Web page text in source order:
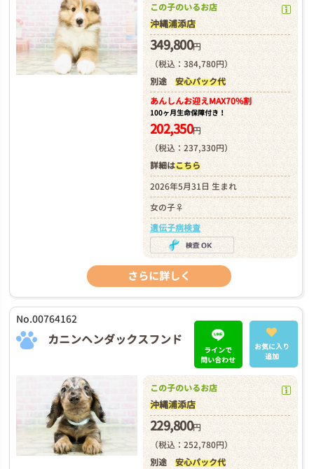
この子のいるお店
沖縄浦添店
349,800円
（税込：384,780円）
別途 安心パック代
あんしんお迎えMAX70%割
100ヶ月生命保障付き！
202,350円
（税込：237,330円）
詳細はこちら
2026年5月31日 生まれ
女の子♀
遺伝子病検査
さらに詳しく
No.00764162
カニンヘンダックスフンド
ラインで
問い合わせ
お気に入り
追加
この子のいるお店
沖縄浦添店
229,800円
（税込：252,780円）
別途 安心パック代